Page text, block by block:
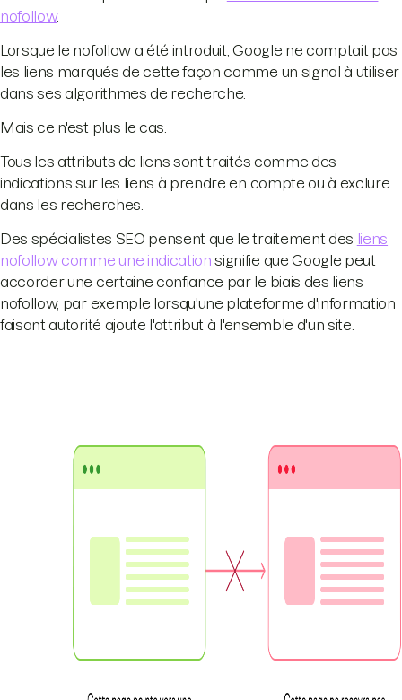
nofollow.
Lorsque le nofollow a été introduit, Google ne comptait pas
les liens marqués de cette façon comme un signal à utiliser
dans ses algorithmes de recherche.
Mais ce n'est plus le cas.
Tous les attributs de liens sont traités comme des
indications sur les liens à prendre en compte ou à exclure
dans les recherches.
Des spécialistes SEO pensent que le traitement des liens
nofollow comme une indication signifie que Google peut
accorder une certaine confiance par le biais des liens
nofollow, par exemple lorsqu'une plateforme d'information
faisant autorité ajoute l'attribut à l'ensemble d'un site.